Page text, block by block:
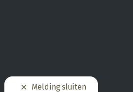
Melding sluiten